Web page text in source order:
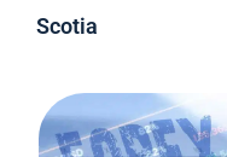
Scotia